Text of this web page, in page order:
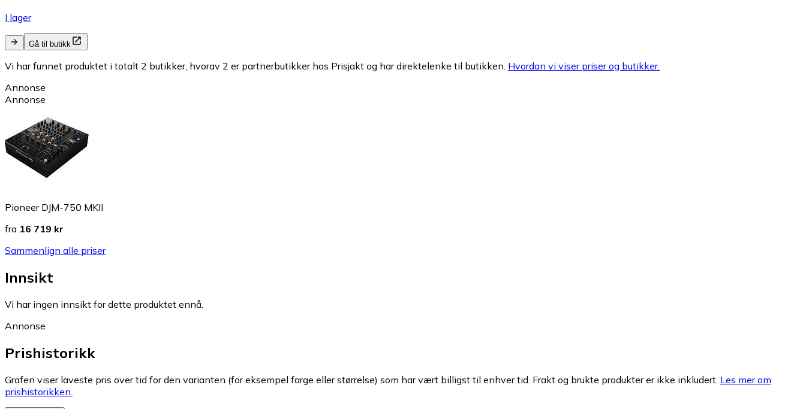
I lager
Gå til butikk
Vi har funnet produktet i totalt 2 butikker, hvorav 2 er partnerbutikker hos Prisjakt og har direktelenke til butikken. Hvordan vi viser priser og butikker.
Annonse
Annonse
Pioneer DJM-750 MKII
fra 16 719 kr
Sammenlign alle priser
Innsikt
Vi har ingen innsikt for dette produktet ennå.
Annonse
Prishistorikk
Grafen viser laveste pris over tid for den varianten (for eksempel farge eller størrelse) som har vært billigst til enhver tid. Frakt og brukte produkter er ikke inkludert. Les mer om
prishistorikken.